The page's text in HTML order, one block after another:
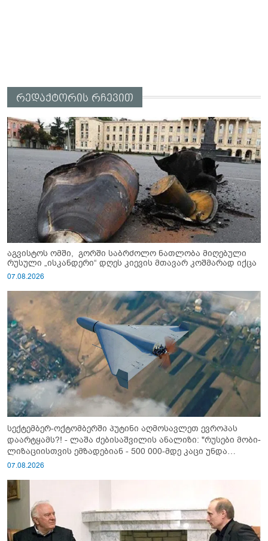
რედაქტორის რჩევით
აგვისტოს ომში, გორში საბრძოლო ნათლობა მიღებული
რუსული „ისკანდერი“ დღეს კიევის მთავარ კოშმარად იქცა
07.08.2026
სექტემბერ-ოქტომბერში პუტინი აღმოსავლეთ ევროპას
დაარტყამს?! - ლაშა ძებისაშვილის ანალიზი: "რუსები მობი­
ლიზაციისთვის ემზადებიან - 500 000-მდე კაცი უნდა
გაიწვიონ ომში"
07.08.2026